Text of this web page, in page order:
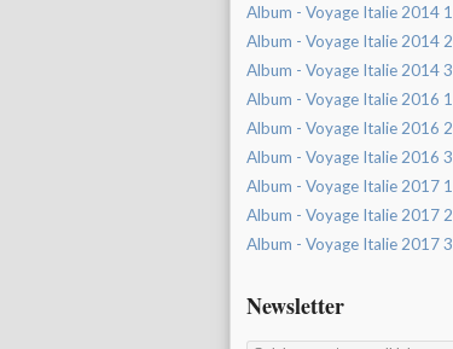
Album - Voyage Italie 2014 1
Album - Voyage Italie 2014 2
Album - Voyage Italie 2014 3
Album - Voyage Italie 2016 1
Album - Voyage Italie 2016 2
Album - Voyage Italie 2016 3
Album - Voyage Italie 2017 1
Album - Voyage Italie 2017 2
Album - Voyage Italie 2017 3
Newsletter